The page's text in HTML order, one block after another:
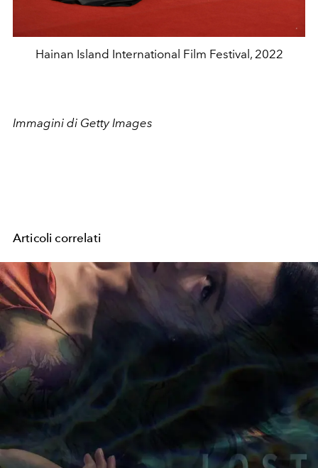
Hainan Island International Film Festival, 2022
Immagini di Getty Images
Articoli correlati